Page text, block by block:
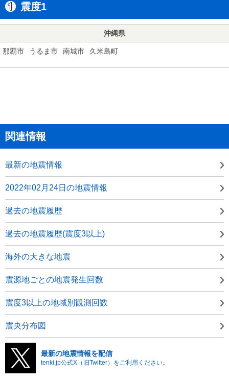
震度1
沖縄県
那覇市 うるま市 南城市 久米島町
関連情報
最新の地震情報
2022年02月24日の地震情報
過去の地震履歴
過去の地震履歴(震度3以上)
海外の大きな地震
震源地ごとの地震発生回数
震度3以上の地域別観測回数
震央分布図
最新の地震情報を配信
tenki.jp公式X（旧Twitter）をご利用ください。